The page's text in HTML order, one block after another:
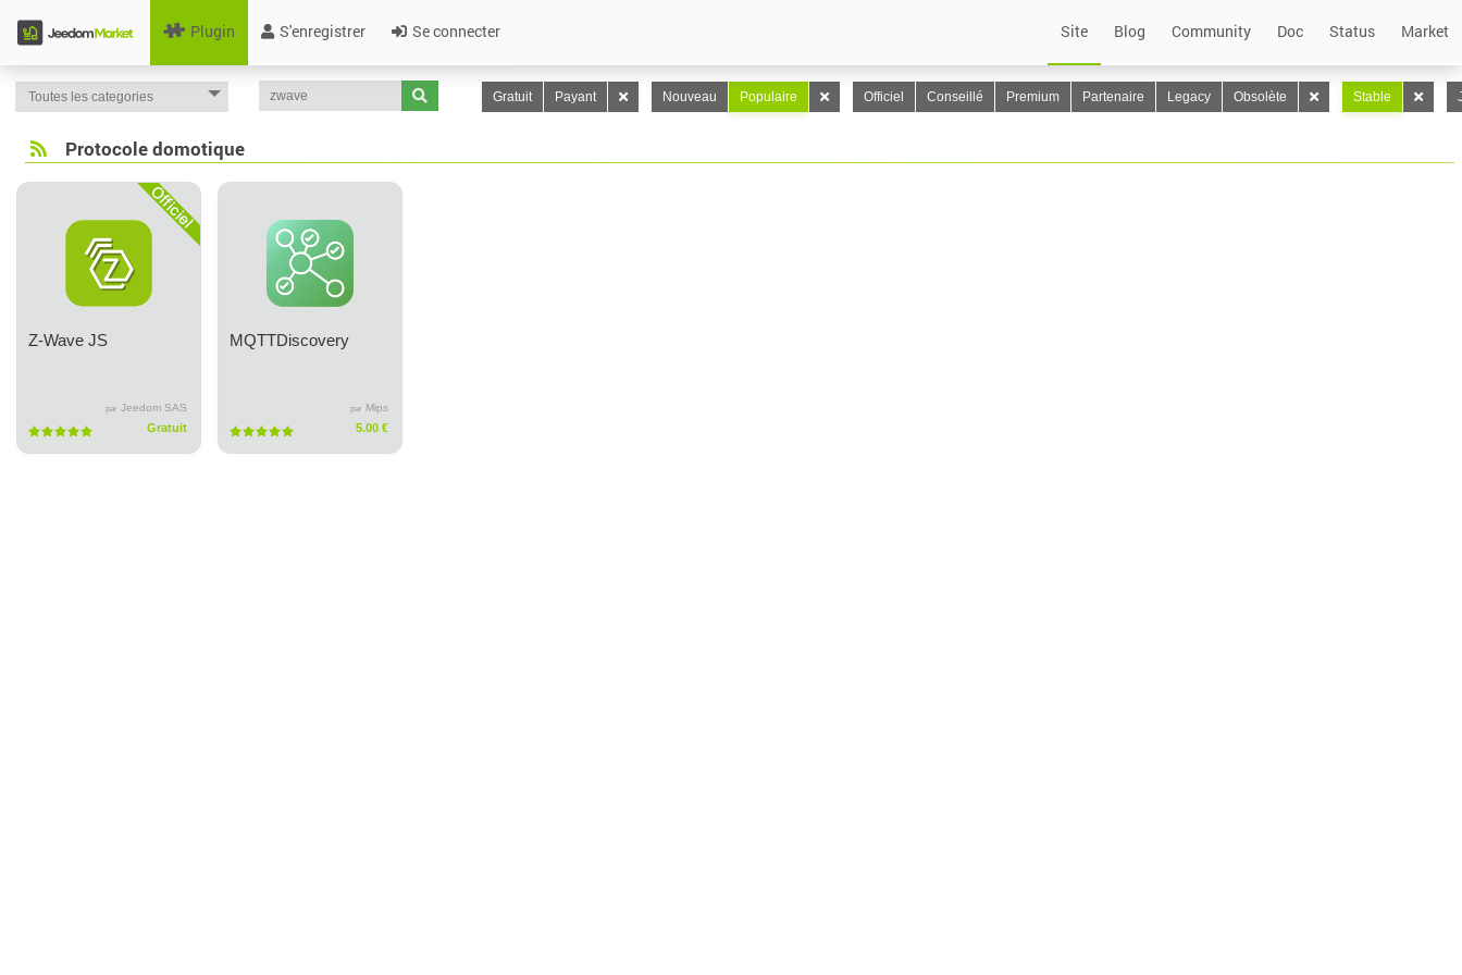
Plugin S'enregistrer Se connecter Site Blog Community Doc Status Market
Gratuit Payant Nouveau Populaire Officiel Conseillé Premium Partenaire Legacy Obsolète Stable
Protocole domotique
Z-Wave JS
par Jeedom SAS
Gratuit
MQTTDiscovery
par Mips
5.00 €